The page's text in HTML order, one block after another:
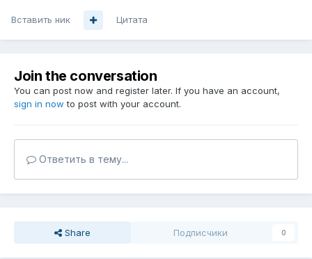
Вставить ник Цитата
Join the conversation
You can post now and register later. If you have an account,
sign in now to post with your account.
Ответить в тему...
Share Подписчики 0